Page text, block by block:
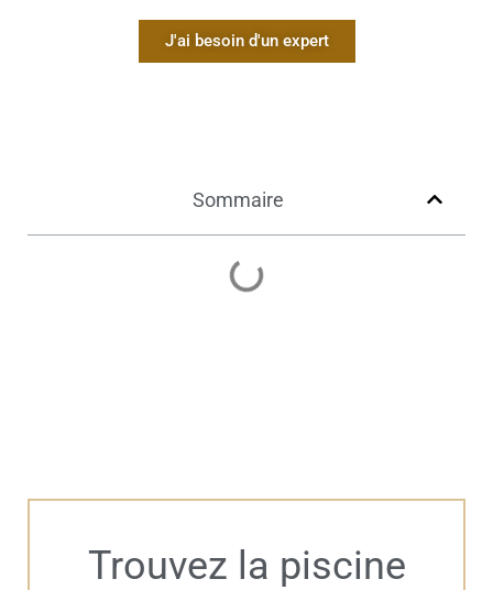
J'ai besoin d'un expert
Sommaire
Trouvez la piscine